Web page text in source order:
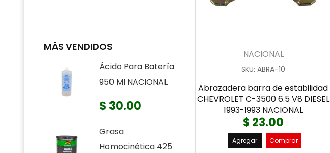
MÁS VENDIDOS
Ácido Para Batería
950 Ml NACIONAL
$ 30.00
Grasa
Homocinética 425
NACIONAL
SKU:ABRA-10
Abrazadera barra de estabilidad
CHEVROLET C-3500 6.5 V8 DIESEL
1993-1993 NACIONAL
$ 23.00
Agregar Comprar